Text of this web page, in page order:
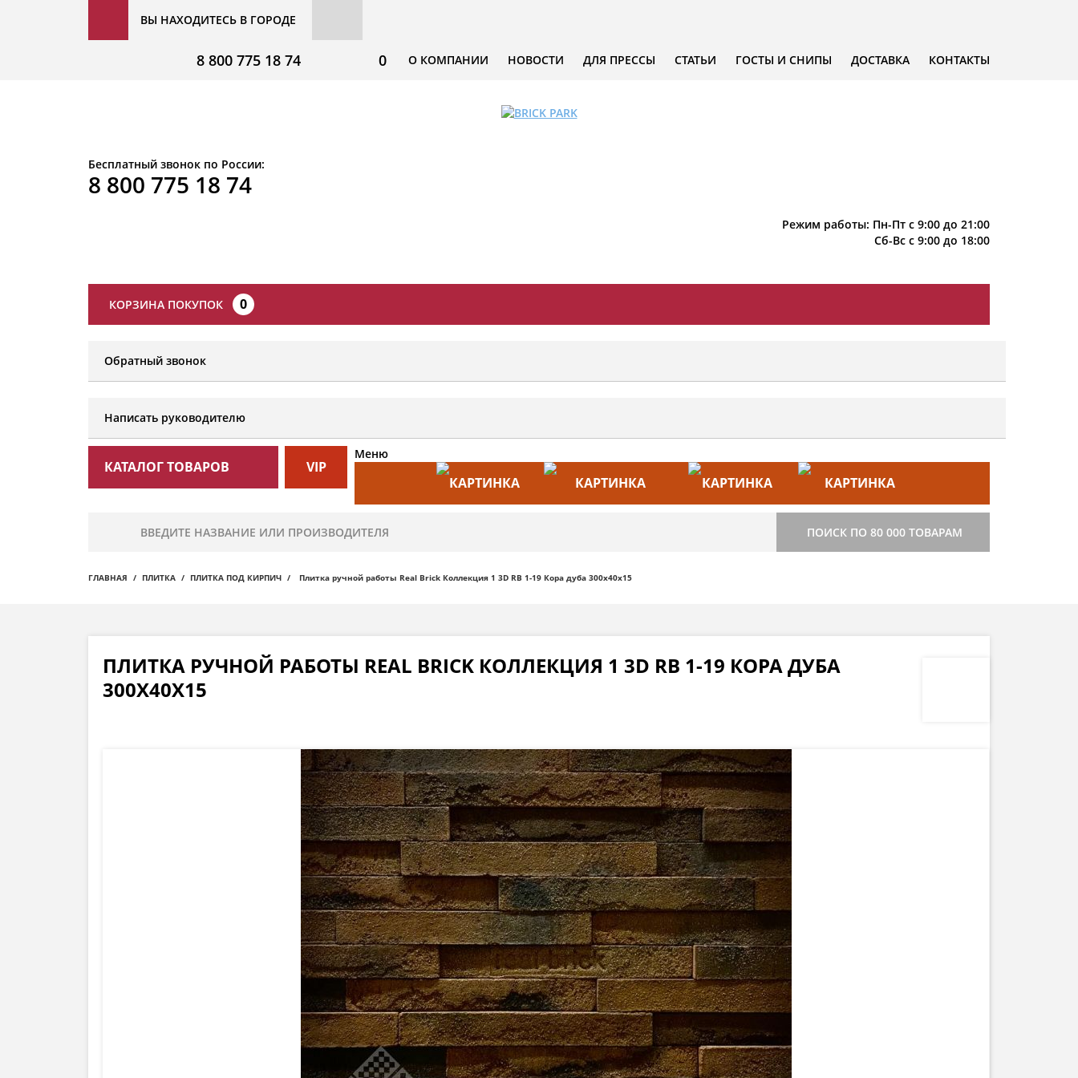
ВЫ НАХОДИТЕСЬ В ГОРОДЕ
О КОМПАНИИ НОВОСТИ ДЛЯ ПРЕССЫ СТАТЬИ ГОСТЫ И СНИПЫ ДОСТАВКА КОНТАКТЫ
0
8 800 775 18 74
Бесплатный звонок по России:
8 800 775 18 74
Режим работы: Пн-Пт с 9:00 до 21:00
Сб-Вс с 9:00 до 18:00
КОРЗИНА ПОКУПОК 0
Обратный звонок
Написать руководителю
КАТАЛОГ ТОВАРОВ VIP
Меню
СТРОИТЕЛЬСТВО
ПОИСК ПО 80 000 ТОВАРАМ
ГЛАВНАЯ ПЛИТКА ПЛИТКА ПОД КИРПИЧ Плитка ручной работы Real Brick Коллекция 1 3D RB 1-19 Кора дуба 300х40х15
ПЛИТКА РУЧНОЙ РАБОТЫ REAL BRICK КОЛЛЕКЦИЯ 1 3D RB 1-19 КОРА ДУБА
300Х40Х15